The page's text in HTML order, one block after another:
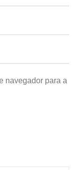
navegador para a